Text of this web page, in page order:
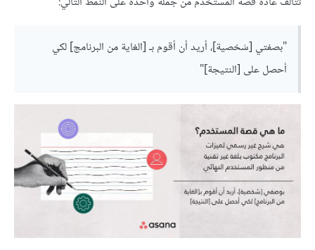
"بصفتي [شخصية]، أريد أن أقوم بـ [الغاية من البرنامج] لكي
أحصل على [النتيجة]"